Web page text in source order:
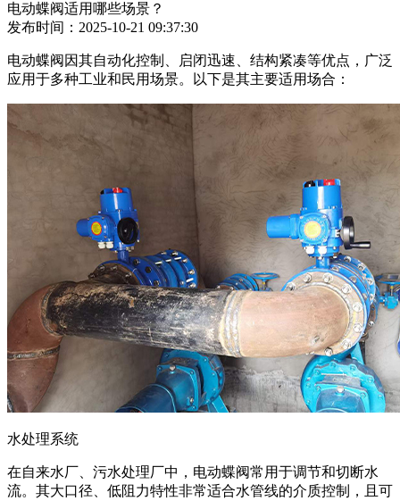
电动蝶阀适用哪些场景？
发布时间：2025-10-21 09:37:30
电动蝶阀因其自动化控制、启闭迅速、结构紧凑等优点，广泛
应用于多种工业和民用场景。以下是其主要适用场合：
水处理系统
在自来水厂、污水处理厂中，电动蝶阀常用于调节和切断水
流。其大口径、低阻力特性非常适合水管线的介质控制，且可